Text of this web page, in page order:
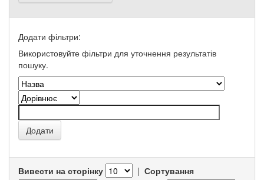
Додати фільтри:
Використовуйте фільтри для уточнення результатів
пошуку.
Вивести на сторінку | Сортування